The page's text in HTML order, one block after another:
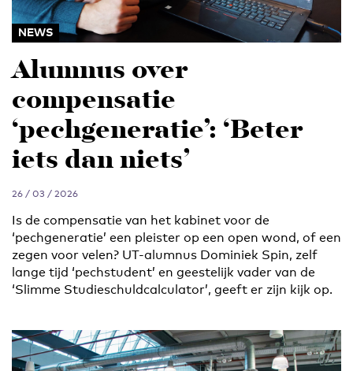
NEWS
Alumnus over
compensatie
‘pechgeneratie’: ‘Beter
iets dan niets’
26 / 03 / 2026
Is de compensatie van het kabinet voor de
‘pechgeneratie’ een pleister op een open wond, of een
zegen voor velen? UT-alumnus Dominiek Spin, zelf
lange tijd ‘pechstudent’ en geestelijk vader van de
‘Slimme Studieschuldcalculator’, geeft er zijn kijk op.